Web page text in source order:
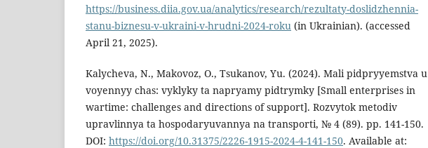
https://business.diia.gov.ua/analytics/research/rezultaty-doslidzhennia-
stanu-biznesu-v-ukraini-v-hrudni-2024-roku (in Ukrainian). (accessed
April 21, 2025).
Kalycheva, N., Makovoz, O., Tsukanov, Yu. (2024). Mali pidpryyemstva u
voyennyy chas: vyklyky ta napryamy pidtrymky [Small enterprises in
wartime: challenges and directions of support]. Rozvytok metodiv
upravlinnya ta hospodaryuvannya na transporti, № 4 (89). pp. 141-150.
DOI: https://doi.org/10.31375/2226-1915-2024-4-141-150. Available at: